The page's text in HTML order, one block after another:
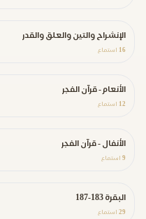
الإنشراح والتين والعلق والقدر
16 استماع
الأنعام - قرآن الفجر
12 استماع
الأنفال - قرآن الفجر
9 استماع
البقرة 183-187
29 استماع